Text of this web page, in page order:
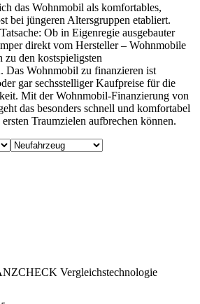
das Wohnmobil als komfortables,
bei jüngeren Altersgruppen etabliert.
Ob in Eigenregie ausgebauter
direkt vom Hersteller – Wohnmobile
zu den kostspieligsten
Das Wohnmobil zu finanzieren ist
gar sechsstelliger Kaufpreise für die
Mit der Wohnmobil-Finanzierung von
das besonders schnell und komfortabel
Traumzielen aufbrechen können.
Vergleichstechnologie